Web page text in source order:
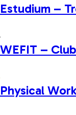
Estudium –
WEFIT –
Physical